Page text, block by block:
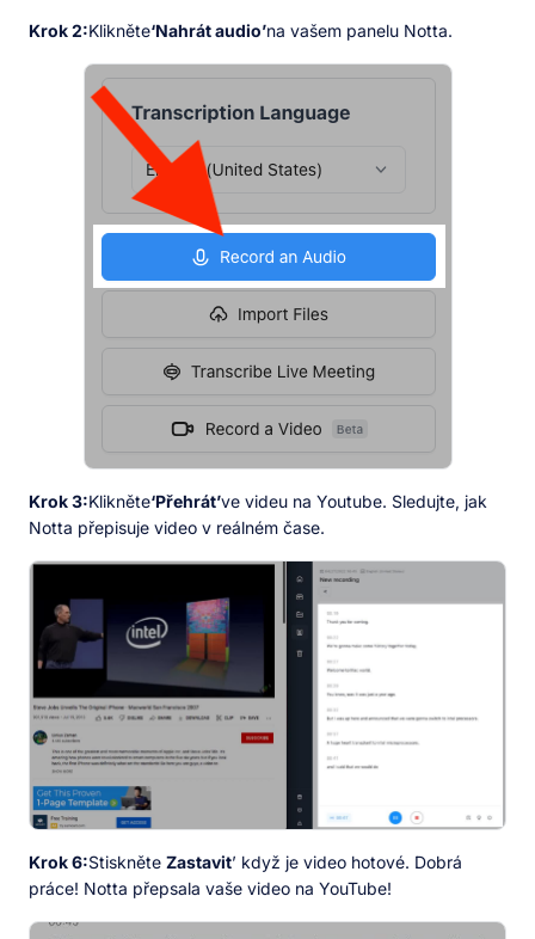
Krok 2:Klikněte‘Nahrát audio’na vašem panelu Notta.
Krok 3:Klikněte‘Přehrát’ve videu na Youtube. Sledujte, jak
Notta přepisuje video v reálném čase.
Krok 6:Stiskněte Zastavit’ když je video hotové. Dobrá
práce! Notta přepsala vaše video na YouTube!